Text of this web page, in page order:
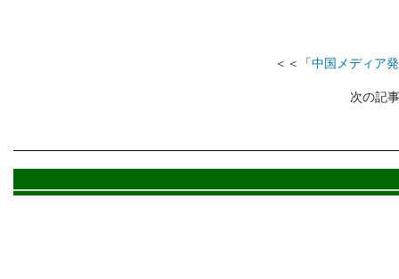
＜＜「中国メディア
次の記